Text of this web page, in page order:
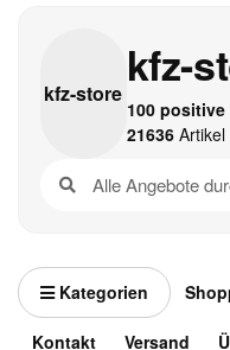
kfz-store
kfz-
100
21636Artikel
Kategorien
Kontakt Versand